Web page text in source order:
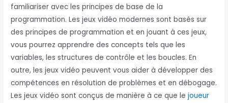
familiariser avec les principes de base de la
programmation. Les jeux vidéo modernes sont basés sur
des principes de programmation et en jouant à ces jeux,
vous pourrez apprendre des concepts tels que les
variables, les structures de contrôle et les boucles. En
outre, les jeux vidéo peuvent vous aider à développer des
compétences en résolution de problèmes et en débogage.
Les jeux vidéo sont conçus de manière à ce que lejoueur